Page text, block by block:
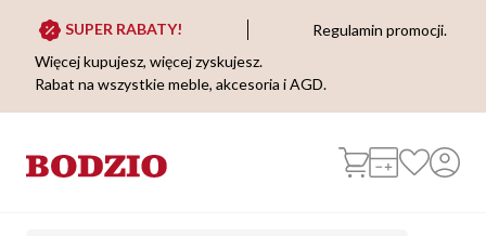
SUPER RABATY!
Regulamin promocji.
Więcej kupujesz, więcej zyskujesz.
Rabat na wszystkie meble, akcesoria i AGD.